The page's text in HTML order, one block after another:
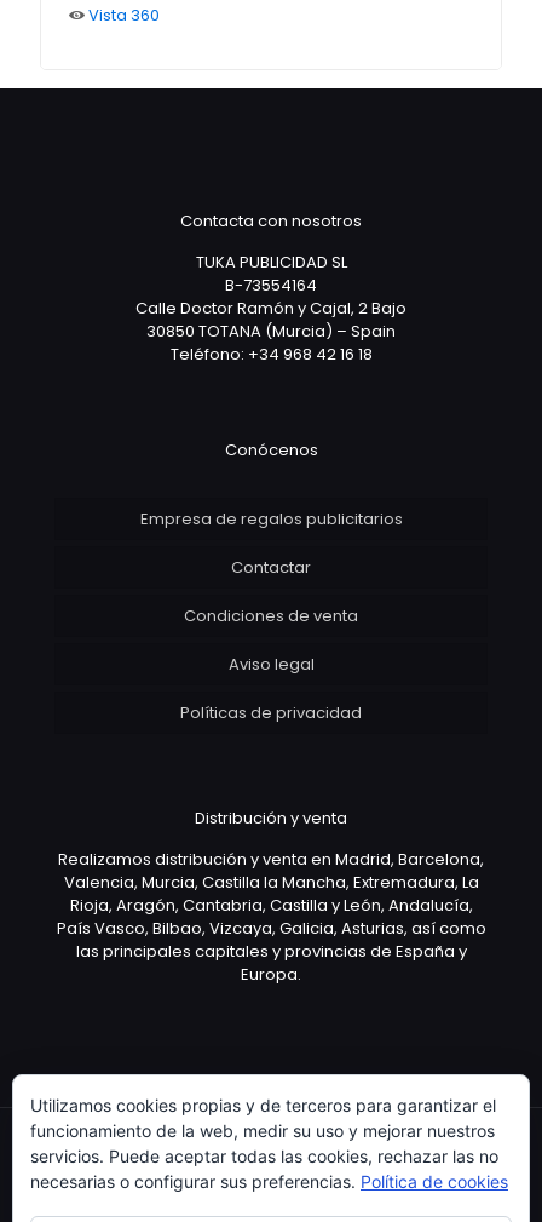
Vista 360
Contacta con nosotros
TUKA PUBLICIDAD SL
B-73554164
Calle Doctor Ramón y Cajal, 2 Bajo
30850 TOTANA (Murcia) – Spain
Teléfono: +34 968 42 16 18
Conócenos
Empresa de regalos publicitarios
Contactar
Condiciones de venta
Aviso legal
Políticas de privacidad
Distribución y venta
Realizamos distribución y venta en Madrid, Barcelona,
Valencia, Murcia, Castilla la Mancha, Extremadura, La
Rioja, Aragón, Cantabria, Castilla y León, Andalucía,
País Vasco, Bilbao, Vizcaya, Galicia, Asturias, así como
las principales capitales y provincias de España y
Europa.
Utilizamos cookies propias y de terceros para garantizar el
funcionamiento de la web, medir su uso y mejorar nuestros
servicios. Puede aceptar todas las cookies, rechazar las no
necesarias o configurar sus preferencias. Política de cookies